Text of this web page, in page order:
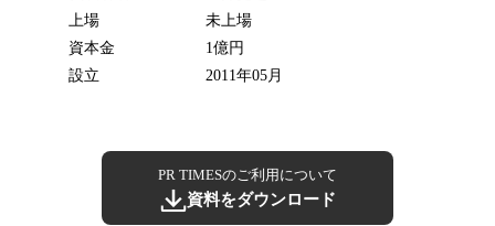
上場
未上場
資本金
1億円
設立
2011年05月
PR TIMESのご利用について
資料をダウンロード